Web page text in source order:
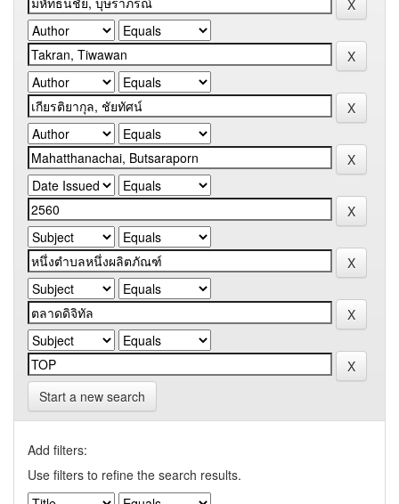
Start a new search
Add filters:
Use filters to refine the search results.